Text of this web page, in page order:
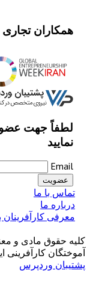
همکاران تجاری
لطفاً جهت
نمایید
Email
تماس با ما
درباره ما
معرفی کارآفرینان
کلیه حقوق مادی و
آموختگان کارآفرینی
پشتیبان وردپرس